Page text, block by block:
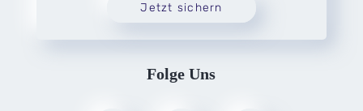
Jetzt sichern
Folge Uns